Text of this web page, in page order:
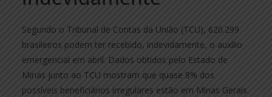
Segundo o Tribunal de Contas da União (TCU), 620.299
brasileiros podem ter recebido, indevidamente, o auxílio
emergencial em abril. Dados obtidos pelo Estado de
Minas junto ao TCU mostram que quase 8% dos
possíveis beneficiários irregulares estão em Minas Gerais.